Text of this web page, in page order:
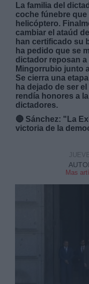
La familia del
coche fúnebre
helicóptero.
cambiar el ataúd
han certificado su
ha pedido que se
dictador reposan
Mingorrubio junto
Se cierra una
ha dejado de ser
rendía honores a
dictadores.
🔴 Sánchez: "La
victoria de la
Mas
Información adicional
link